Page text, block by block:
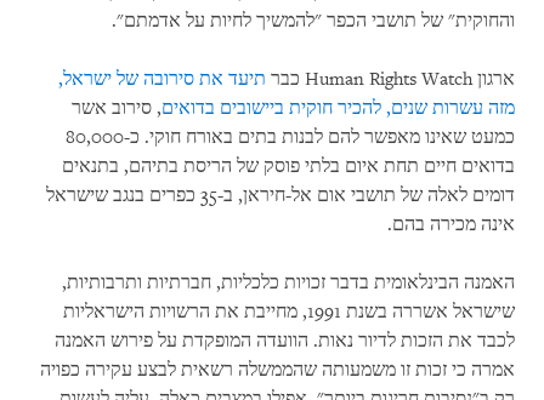
והחוקית" של תושבי הכפר "להמשיך לחיות על אדמתם".
ארגוןHuman Rights Watch כבר תיעד את סירובה של ישראל,
מזה עשרות שנים, להכיר חוקית ביישובים בדואים, סירוב אשר
כמעט שאינו מאפשר להם לבנות בתים באורח חוקי. כ-80,000
בדואים חיים תחת איום בלתי פוסק של הריסת בתיהם, בתנאים
דומים לאלה של תושבי אום אל-חיראן, ב-35 כפרים בנגב שישראל
אינה מכירה בהם.
האמנה הבינלאומית בדבר זכויות כלכליות, חברתיות ותרבותיות,
שישראל אשררה בשנת 1991, מחייבת את הרשויות הישראליות
לכבד את הזכות לדיור נאות. הוועדה המופקדת על פירוש האמנה
אמרה כי זכות זו משמעותה שהממשלה רשאית לבצע עקירה כפויה